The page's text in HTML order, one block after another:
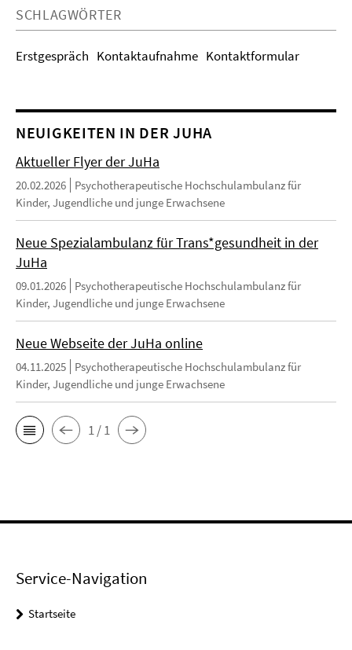
SCHLAGWÖRTER
Erstgespräch Kontaktaufnahme Kontaktformular
NEUIGKEITEN IN DER JUHA
Aktueller Flyer der JuHa
20.02.2026
Psychotherapeutische Hochschulambulanz für
Kinder, Jugendliche und junge Erwachsene
Neue Spezialambulanz für Trans*gesundheit in der
JuHa
09.01.2026
Psychotherapeutische Hochschulambulanz für
Kinder, Jugendliche und junge Erwachsene
Neue Webseite der JuHa online
04.11.2025
Psychotherapeutische Hochschulambulanz für
Kinder, Jugendliche und junge Erwachsene
1 / 1
Service-Navigation
Startseite